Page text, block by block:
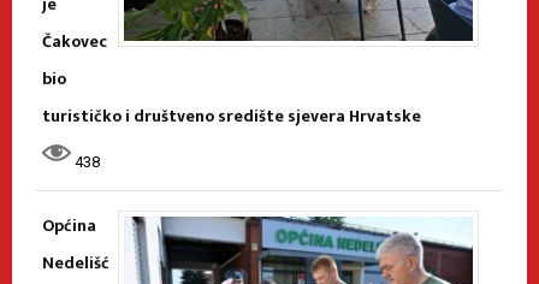
Čakovec
bio
turističko i društveno središte sjevera Hrvatske
438
Općina
Nedelišć